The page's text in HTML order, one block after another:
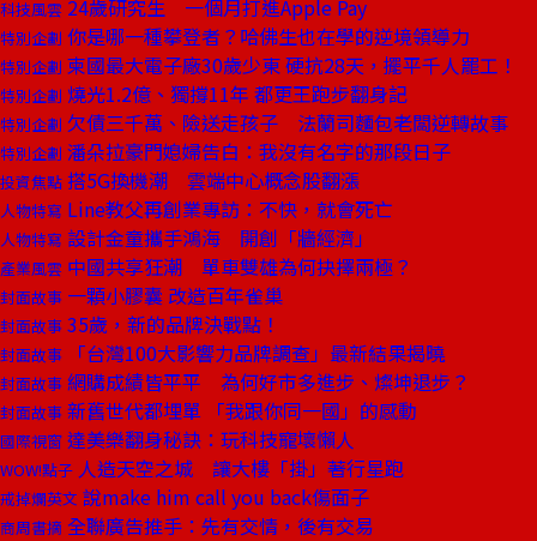
科技風雲 24歲研究生 一個月打進Apple Pay
特別企劃 你是哪一種攀登者？哈佛生也在學的逆境領導力
特別企劃 柬國最大電子廠30歲少東 硬抗28天，擺平千人罷工！
特別企劃 燒光1.2億、獨撐11年 都更王跑步翻身記
特別企劃 欠債三千萬、險送走孩子 法蘭司麵包老闆逆轉故事
特別企劃 潘朵拉豪門媳婦告白：我沒有名字的那段日子
投資焦點 搭5G換機潮 雲端中心概念股翻漲
人物特寫 Line教父再創業專訪：不快，就會死亡
人物特寫 設計金童攜手鴻海 開創「牆經濟」
產業風雲 中國共享狂潮 單車雙雄為何抉擇兩極？
封面故事 一顆小膠囊 改造百年雀巢
封面故事 35歲，新的品牌決戰點！
封面故事 「台灣100大影響力品牌調查」最新結果揭曉
封面故事 網購成績皆平平 為何好市多進步、燦坤退步？
封面故事 新舊世代都埋單 「我跟你同一國」的感動
國際視窗 達美樂翻身秘訣：玩科技寵壞懶人
WOW!點子 人造天空之城 讓大樓「掛」著行星跑
戒掉爛英文 說make him call you back傷面子
商周書摘 全聯廣告推手：先有交情，後有交易